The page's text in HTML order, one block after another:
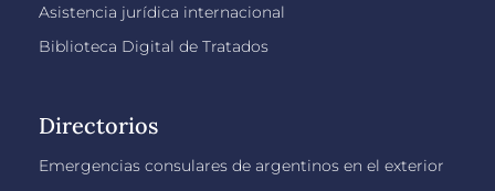
Asistencia jurídica internacional
Biblioteca Digital de Tratados
Directorios
Emergencias consulares de argentinos en el exterior